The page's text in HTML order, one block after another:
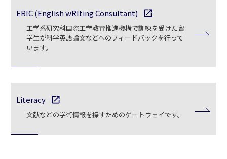
ERIC (English wRIting Consultant) open_in_new
工学系研究科国際工学教育推進機構で訓練を受けた留
学生が科学英語論⽂などへのフィードバックを行って
います。
Literacy open_in_new
文献などの学術情報を探すためのゲートウェイです。